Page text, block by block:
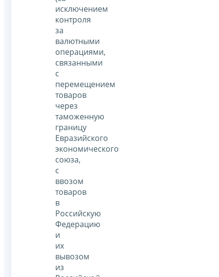
исключением
контроля
за
валютными
операциями,
связанными
с
перемещением
товаров
через
таможенную
границу
Евразийского
экономического
союза,
с
ввозом
товаров
в
Российскую
Федерацию
и
их
вывозом
из